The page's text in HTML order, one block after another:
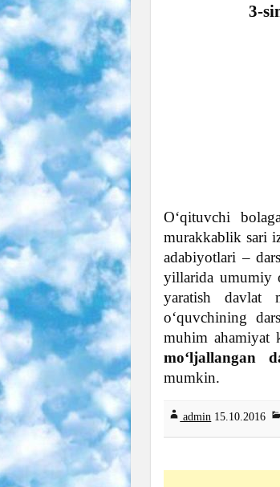
3-
O‘qituvchi
murakkablik sari
adabiyotlari –
yillarida umumiy
yaratish davlat
o‘quvchining
muhim ahamiyat
mo‘ljallangan
mumkin.
admin 15 .10.2016